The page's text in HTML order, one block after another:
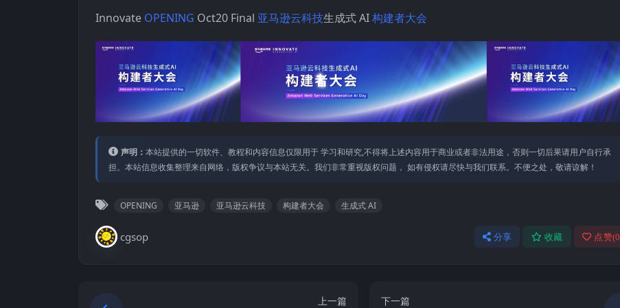
Innovate OPENING Oct20 Final 亚马逊云科技生成式 AI构建者大会
声明： 本站提供的⼀切软件、教程和内容信息仅限⽤于 学习和研究,不得将上述内容⽤于商业或者⾮法⽤途，否则⼀切后果请⽤户⾃⾏承
担。本站信息收集整理来⾃⽹络，版权争议与本站⽆关。我们⾮常重视版权问题， 如有侵权请尽快与我们联系。不便之处，敬请谅解！
OPENING 亚马逊 亚马逊云科技 构建者大会 生成式 AI
cgsop 分享 收藏 点赞(0
上一篇 下一篇